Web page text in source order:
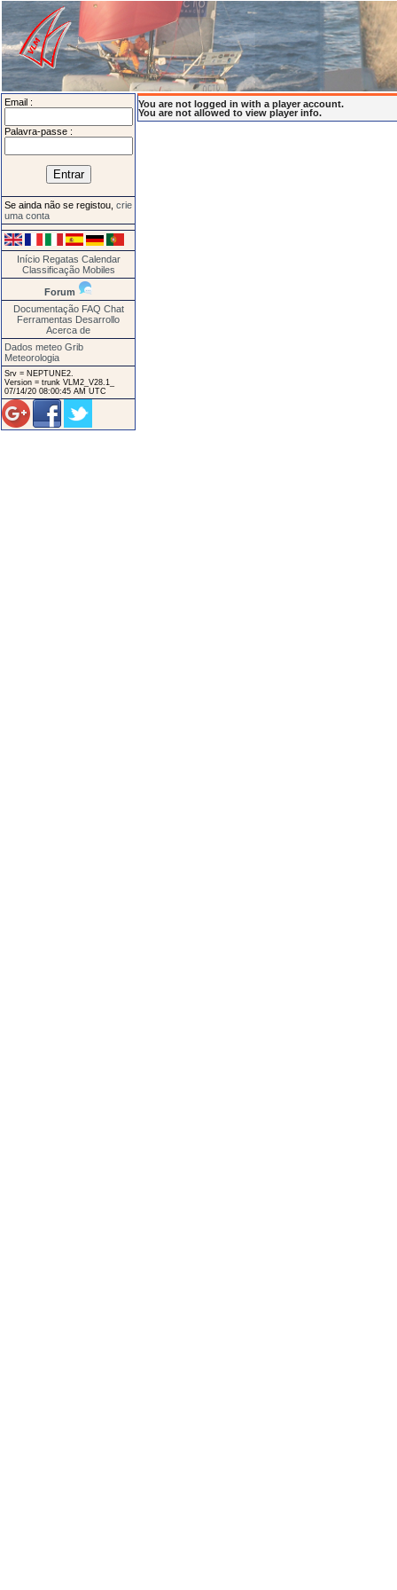
Email :
Palavra-passe :
Se ainda não se registou, crie
uma conta
Início Regatas Calendar
Classificação Mobiles
Forum
Documentação FAQ Chat
Ferramentas Desarrollo
Acerca de
Dados meteo Grib
Meteorologia
Srv = NEPTUNE2.
Version = trunk VLM2_V28.1_
07/14/20 08:00:45 AM UTC
You are not logged in with a player account.
You are not allowed to view player info.